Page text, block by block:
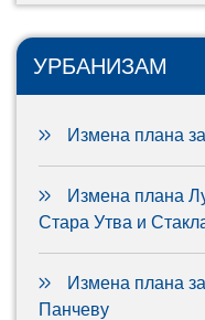
УРБАНИЗАМ
Измена плана
Измена плана
Стара Утва и
Измена плана
Панчеву